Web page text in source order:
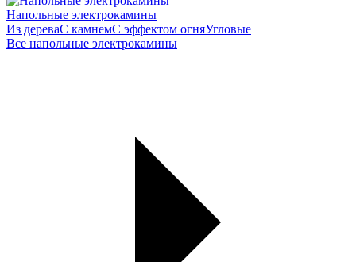
Напольные электрокамины
Из дереваС камнемС эффектом огняУгловые
Все напольные электрокамины